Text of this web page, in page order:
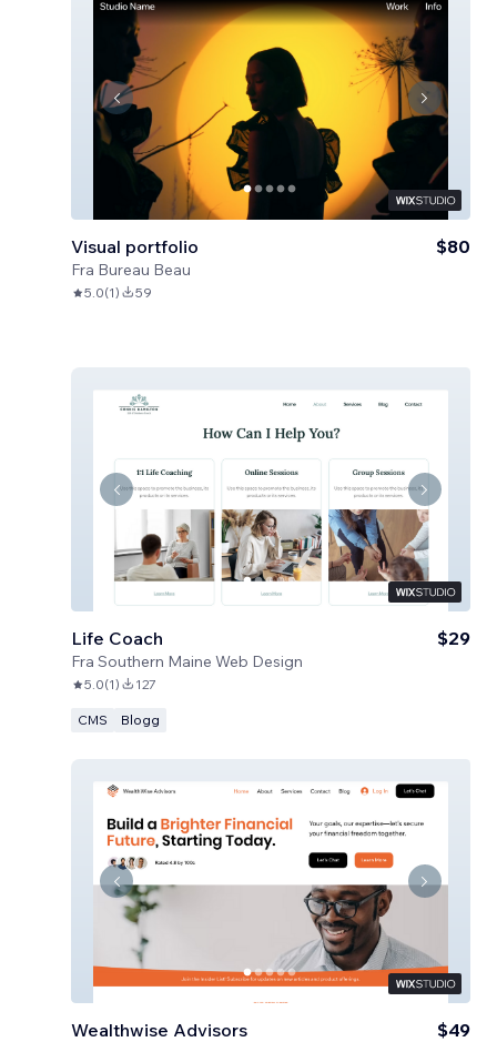
Visual portfolio
Fra Bureau Beau
$80
5.0(1) 59
Life Coach
Fra Southern Maine Web Design
$29
5.0(1) 127
CMS Blogg
Wealthwise Advisors $49